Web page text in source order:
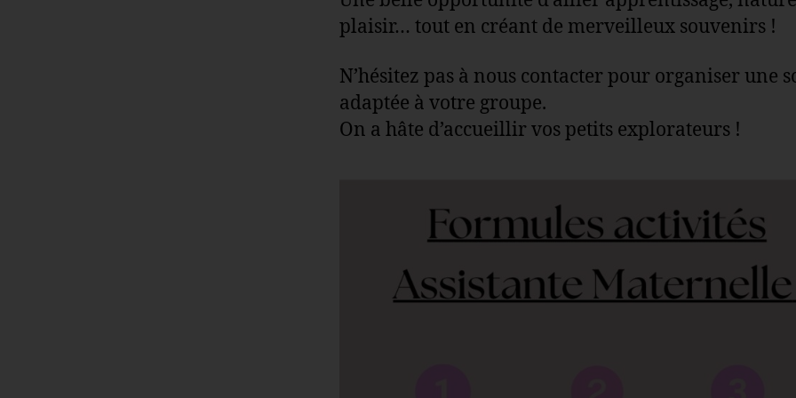
plaisir… tout en créant de merveilleux souvenirs !
N’hésitez pas à nous contacter pour organiser une
adaptée à votre groupe.
On a hâte d’accueillir vos petits explorateurs !